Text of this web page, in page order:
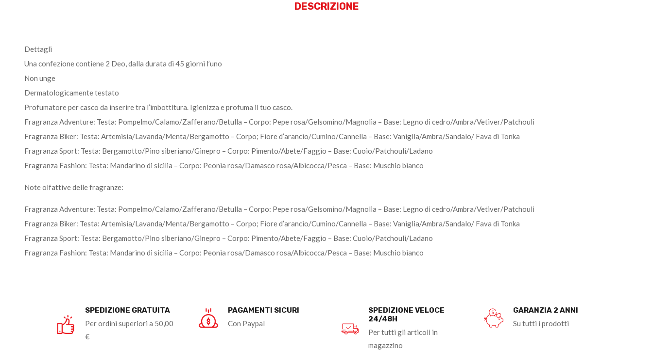
DESCRIZIONE
Dettagli
Una confezione contiene 2 Deo, dalla durata di 45 giorni l’uno
Non unge
Dermatologicamente testato
Profumatore per casco da inserire tra l’imbottitura. Igienizza e profuma il tuo casco.
Fragranza Adventure: Testa: Pompelmo/Calamo/Zafferano/Betulla – Corpo: Pepe rosa/Gelsomino/Magnolia – Base: Legno di cedro/Ambra/Vetiver/Patchouli
Fragranza Biker: Testa: Artemisia/Lavanda/Menta/Bergamotto – Corpo; Fiore d’arancio/Cumino/Cannella – Base: Vaniglia/Ambra/Sandalo/ Fava di Tonka
Fragranza Sport: Testa: Bergamotto/Pino siberiano/Ginepro – Corpo: Pimento/Abete/Faggio – Base: Cuoio/Patchouli/Ladano
Fragranza Fashion: Testa: Mandarino di sicilia – Corpo: Peonia rosa/Damasco rosa/Albicocca/Pesca – Base: Muschio bianco
Note olfattive delle fragranze:
Fragranza Adventure: Testa: Pompelmo/Calamo/Zafferano/Betulla – Corpo: Pepe rosa/Gelsomino/Magnolia – Base: Legno di cedro/Ambra/Vetiver/Patchouli
Fragranza Biker: Testa: Artemisia/Lavanda/Menta/Bergamotto – Corpo; Fiore d’arancio/Cumino/Cannella – Base: Vaniglia/Ambra/Sandalo/ Fava di Tonka
Fragranza Sport: Testa: Bergamotto/Pino siberiano/Ginepro – Corpo: Pimento/Abete/Faggio – Base: Cuoio/Patchouli/Ladano
Fragranza Fashion: Testa: Mandarino di sicilia – Corpo: Peonia rosa/Damasco rosa/Albicocca/Pesca – Base: Muschio bianco
SPEDIZIONE GRATUITA
Per ordini superiori a 50,00
€
PAGAMENTI SICURI
Con Paypal
SPEDIZIONE VELOCE
24/48H
Per tutti gli articoli in
magazzino
GARANZIA 2 ANNI
Su tutti i prodotti